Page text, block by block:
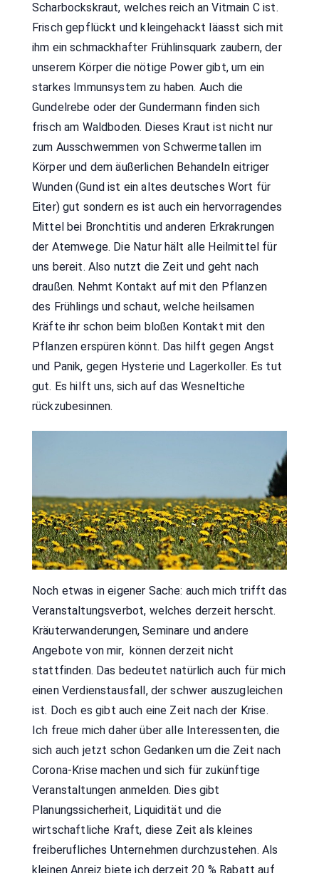
Scharbockskraut, welches reich an Vitmain C ist.
Frisch gepflückt und kleingehackt läasst sich mit
ihm ein schmackhafter Frühlinsquark zaubern, der
unserem Körper die nötige Power gibt, um ein
starkes Immunsystem zu haben. Auch die
Gundelrebe oder der Gundermann finden sich
frisch am Waldboden. Dieses Kraut ist nicht nur
zum Ausschwemmen von Schwermetallen im
Körper und dem äußerlichen Behandeln eitriger
Wunden (Gund ist ein altes deutsches Wort für
Eiter) gut sondern es ist auch ein hervorragendes
Mittel bei Bronchtitis und anderen Erkrakrungen
der Atemwege. Die Natur hält alle Heilmittel für
uns bereit. Also nutzt die Zeit und geht nach
draußen. Nehmt Kontakt auf mit den Pflanzen
des Frühlings und schaut, welche heilsamen
Kräfte ihr schon beim bloßen Kontakt mit den
Pflanzen erspüren könnt. Das hilft gegen Angst
und Panik, gegen Hysterie und Lagerkoller. Es tut
gut. Es hilft uns, sich auf das Wesneltiche
rückzubesinnen.
Noch etwas in eigener Sache: auch mich trifft das
Veranstaltungsverbot, welches derzeit herscht.
Kräuterwanderungen, Seminare und andere
Angebote von mir, können derzeit nicht
stattfinden. Das bedeutet natürlich auch für mich
einen Verdienstausfall, der schwer auszugleichen
ist. Doch es gibt auch eine Zeit nach der Krise.
Ich freue mich daher über alle Interessenten, die
sich auch jetzt schon Gedanken um die Zeit nach
Corona-Krise machen und sich für zukünftige
Veranstaltungen anmelden. Dies gibt
Planungssicherheit, Liquidität und die
wirtschaftliche Kraft, diese Zeit als kleines
freiberufliches Unternehmen durchzustehen. Als
kleinen Anreiz biete ich derzeit 20 % Rabatt auf